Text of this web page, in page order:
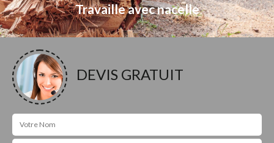
Travaille avec nacelle
DEVIS GRATUIT